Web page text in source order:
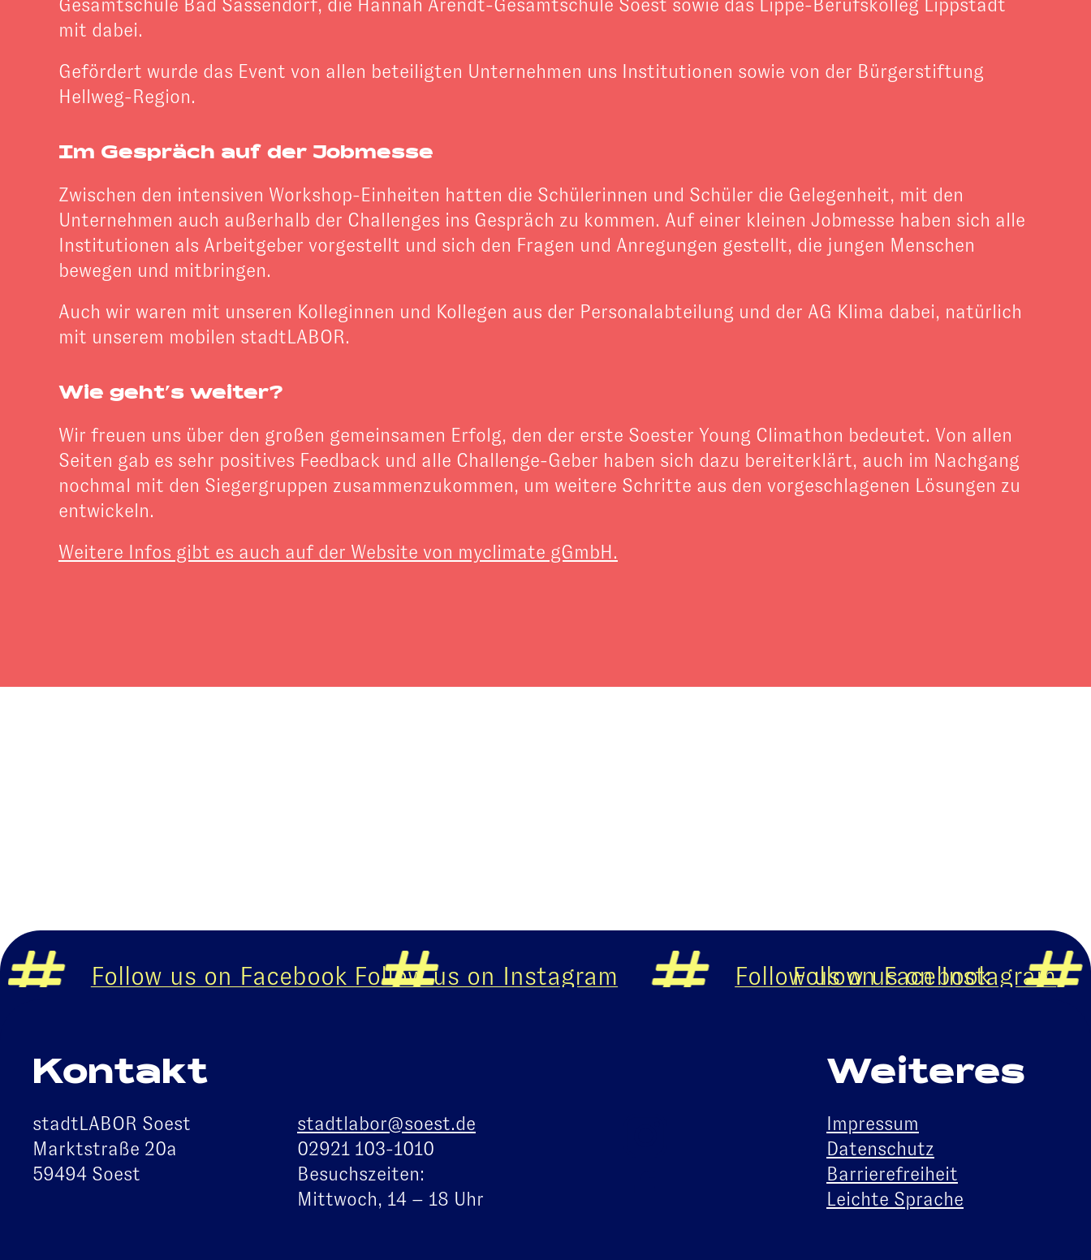
Gesamtschule Bad Sassendorf, die Hannah Arendt-Gesamtschule Soest sowie das Lippe-Berufskolleg Lippstadt
mit dabei.
Gefördert wurde das Event von allen beteiligten Unternehmen uns Institutionen sowie von der Bürgerstiftung
Hellweg-Region.
Im Gespräch auf der Jobmesse
Zwischen den intensiven Workshop-Einheiten hatten die Schülerinnen und Schüler die Gelegenheit, mit den
Unternehmen auch außerhalb der Challenges ins Gespräch zu kommen. Auf einer kleinen Jobmesse haben sich alle
Institutionen als Arbeitgeber vorgestellt und sich den Fragen und Anregungen gestellt, die jungen Menschen
bewegen und mitbringen.
Auch wir waren mit unseren Kolleginnen und Kollegen aus der Personalabteilung und der AG Klima dabei, natürlich
mit unserem mobilen stadtLABOR.
Wie geht’s weiter?
Wir freuen uns über den großen gemeinsamen Erfolg, den der erste Soester Young Climathon bedeutet. Von allen
Seiten gab es sehr positives Feedback und alle Challenge-Geber haben sich dazu bereiterklärt, auch im Nachgang
nochmal mit den Siegergruppen zusammenzukommen, um weitere Schritte aus den vorgeschlagenen Lösungen zu
entwickeln.
Weitere Infos gibt es auch auf der Website von myclimate gGmbH.
Follow us on FacebookFollow us on Instagram Follow us on Facebook
Follow us on Instagram
Kontakt Weiteres
stadtLABOR Soest
Marktstraße 20a
59494 Soest
stadtlabor@soest.de
02921 103-1010
Besuchszeiten:
Mittwoch, 14 – 18 Uhr
Impressum
Datenschutz
Barrierefreiheit
Leichte Sprache